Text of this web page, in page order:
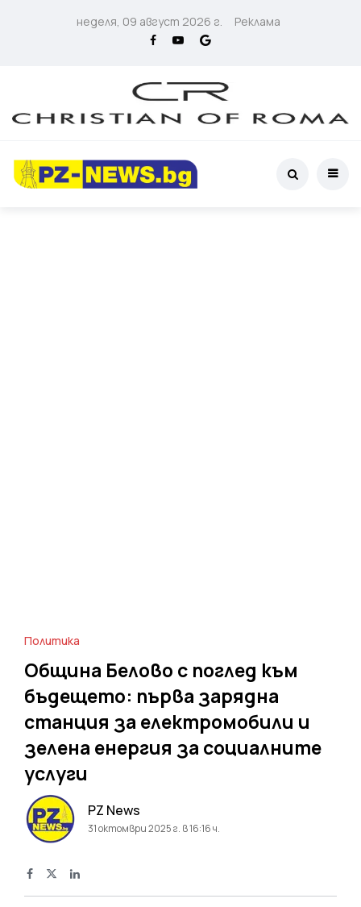
неделя, 09 август 2026 г. Реклама
Политика
Община Белово с поглед към
бъдещето: първа зарядна
станция за електромобили и
зелена енергия за социалните
услуги
PZ News
31 октомври 2025 г. в 16:16 ч.